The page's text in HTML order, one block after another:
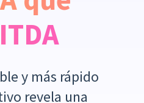
y más rápido
revela una